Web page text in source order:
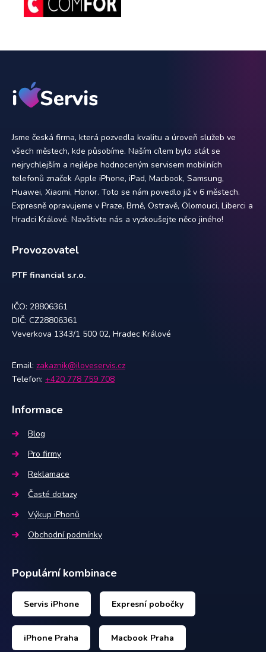
Jsme česká firma, která pozvedla kvalitu a úroveň služeb ve
všech městech, kde působíme. Naším cílem bylo stát se
nejrychlejším a nejlépe hodnoceným servisem mobilních
telefonů značek Apple iPhone, iPad, Macbook, Samsung,
Huawei, Xiaomi, Honor. Toto se nám povedlo již v 6 městech.
Expresně opravujeme v Praze, Brně, Ostravě, Olomouci, Liberci a
Hradci Králové. Navštivte nás a vyzkoušejte něco jiného!
Provozovatel
PTF financial s.r.o.
IČO: 28806361
DIČ: CZ28806361
Veverkova 1343/1 500 02, Hradec Králové
Email: zakaznik@iloveservis.cz
Telefon: +420 778 759 708
Informace
Blog
Pro firmy
Reklamace
Časté dotazy
Výkup iPhonů
Obchodní podmínky
Populární kombinace
Servis iPhone Expresní pobočky
iPhone Praha Macbook Praha